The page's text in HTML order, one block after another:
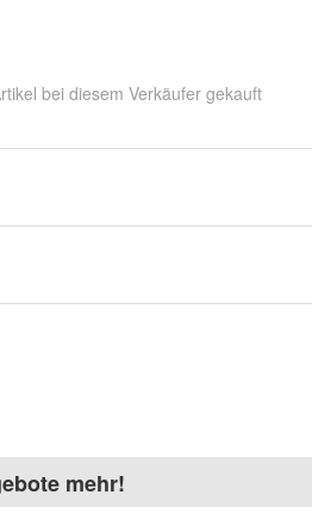
bei diesem Verkäufer gekauft
mehr!